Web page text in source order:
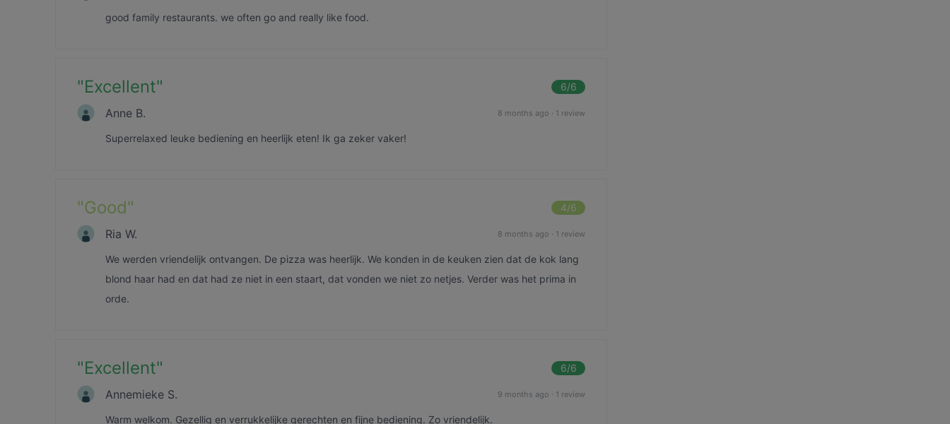
good family restaurants. we often go and really like food.
"Excellent" 6/6
Anne B. 8 months ago · 1 review
Superrelaxed leuke bediening en heerlijk eten! Ik ga zeker vaker!
"Good" 4/6
Ria W. 8 months ago · 1 review
We werden vriendelijk ontvangen. De pizza was heerlijk. We konden in de keuken zien dat de kok lang
blond haar had en dat had ze niet in een staart, dat vonden we niet zo netjes. Verder was het prima in
orde.
"Excellent" 6/6
Annemieke S. 9 months ago · 1 review
Warm welkom. Gezellig en verrukkelijke gerechten en fijne bediening. Zo vriendelijk.